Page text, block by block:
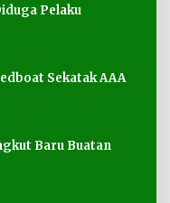
Pelaku
Sekatak AAA
Baru Buatan